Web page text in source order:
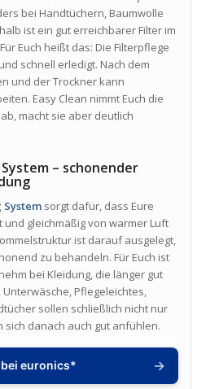
bei Handtüchern, Baumwolle
ist ein gut erreichbarer Filter im
Euch heißt das: Die Filterpflege
schnell erledigt. Nach dem
und der Trockner kann
Easy Clean nimmt Euch die
macht sie aber deutlich
– schonender
Systemsorgt dafür, dass Eure
gleichmäßig von warmer Luft
ist darauf ausgelegt,
zu behandeln. Für Euch ist
bei Kleidung, die länger gut
Pflegeleichtes,
sollen schließlich nicht nur
sich danach auch gut anfühlen.
euronics* →